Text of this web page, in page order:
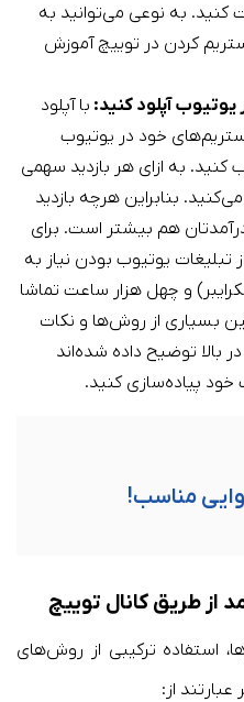
کنید. به نوعی می‌توانید به
کردن در توییچ آموزش
یوتیوب آپلود کنید: با آپلود
خود در یوتیوب
کنید. به ازای هر بازدید سهمی
می‌کنید. بنابراین هرچه بازدید
هم بیشتر است. برای
تبلیغات یوتیوب بودن نیاز به
و چهل هزار ساعت تماشا
همچنین بسیاری از روش‌ها و نکات
بالا توضیح داده شده‌اند
خود پیاده‌سازی کنید.
مناسب!
از طریق کانال توییچ
استفاده ترکیبی از روش‌های
از: